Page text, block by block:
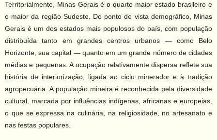
Territorialmente, Minas Gerais é o quarto maior estado brasileiro e
o maior da região Sudeste. Do ponto de vista demográfico, Minas
Gerais é um dos estados mais populosos do país, com população
distribuída tanto em grandes centros urbanos — como Belo
Horizonte, sua capital — quanto em um grande número de cidades
médias e pequenas. A ocupação relativamente dispersa reflete sua
história de interiorização, ligada ao ciclo minerador e à tradição
agropecuária. A população mineira é reconhecida pela diversidade
cultural, marcada por influências indígenas, africanas e europeias,
o que se expressa na culinária, na religiosidade, no artesanato e
nas festas populares.